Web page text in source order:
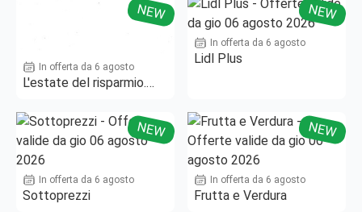
NEW
In offerta da 6 agosto
L'estate del risparmio.
NEW
In offerta da 6 agosto
Lidl Plus
NEW
In offerta da 6 agosto
Sottoprezzi
NEW
In offerta da 6 agosto
Frutta e Verdura